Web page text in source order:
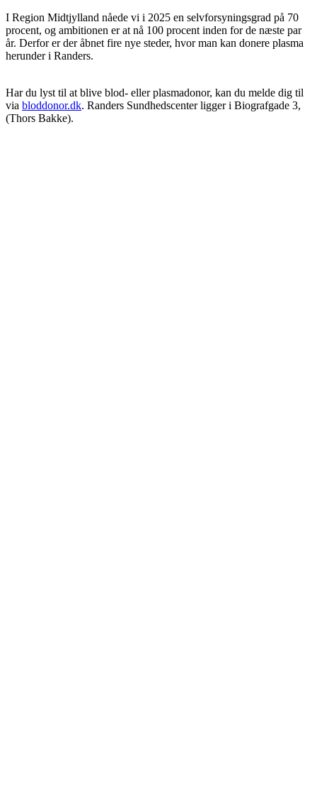
I Region Midtjylland nåede vi i 2025 en selvforsyningsgrad på 70
procent, og ambitionen er at nå 100 procent inden for de næste par
år. Derfor er der åbnet fire nye steder, hvor man kan donere plasma
herunder i Randers.
Har du lyst til at blive blod- eller plasmadonor, kan du melde dig til
via bloddonor.dk. Randers Sundhedscenter ligger i Biografgade 3,
(Thors Bakke).